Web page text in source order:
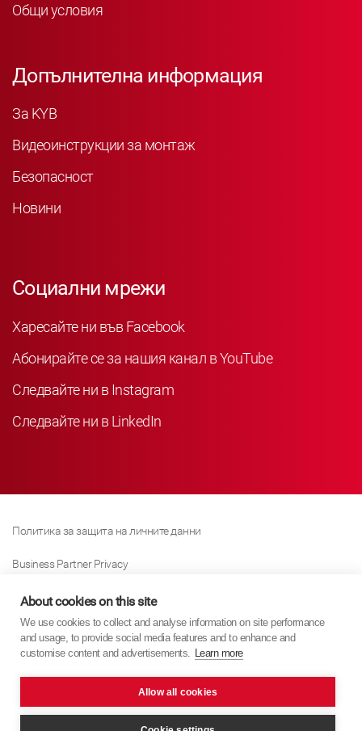
Общи условия
Допълнителна информация
За KYB
Видеоинструкции за монтаж
Безопасност
Новини
Социални мрежи
Харесайте ни във Facebook
Абонирайте се за нашия канал в YouTube
Следвайте ни в Instagram
Следвайте ни в LinkedIn
Политика за защита на личните данни
Business Partner Privacy
Политика за използване на „бисквитки“
Политика за закона за съвременното робство
About cookies on this site
We use cookies to collect and analyse information on site performance
and usage, to provide social media features and to enhance and
customise content and advertisements. Learn more
Allow all cookies